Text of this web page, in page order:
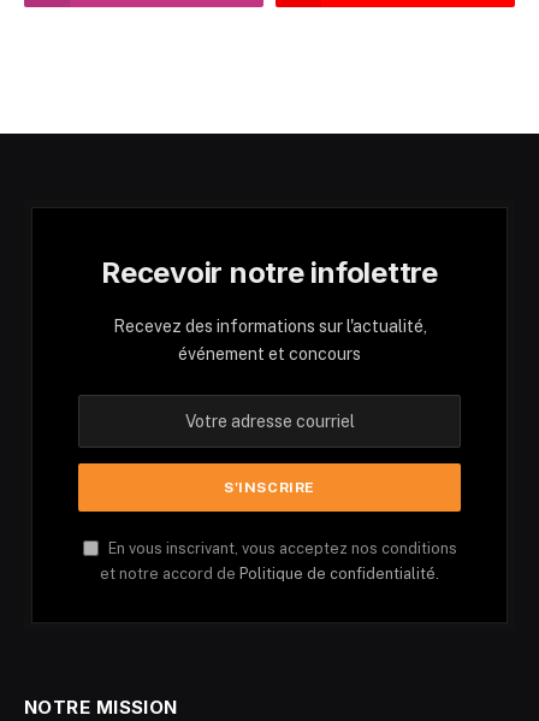
Recevoir notre infolettre
Recevez des informations sur l'actualité,
événement et concours
En vous inscrivant, vous acceptez nos conditions
et notre accord de Politique de confidentialité.
NOTRE MISSION